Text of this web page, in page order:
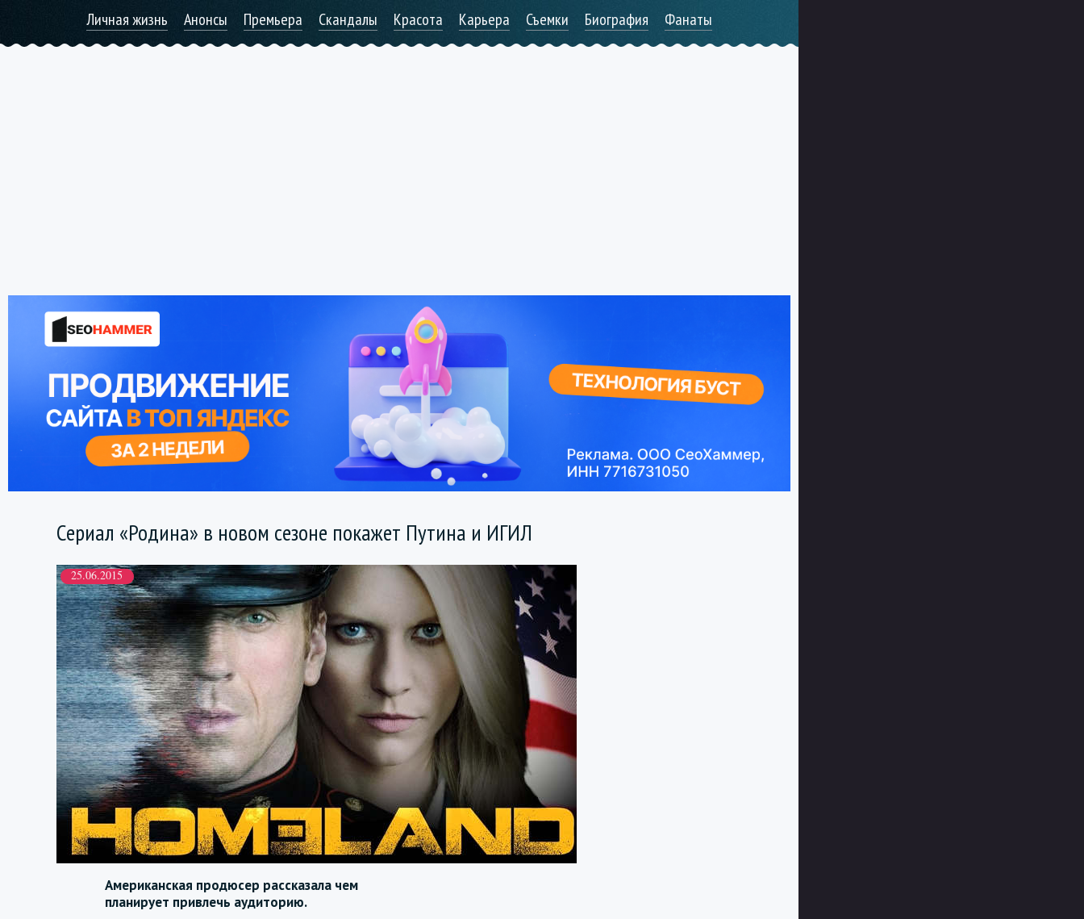
Личная жизнь Анонсы Премьера Скандалы Красота Карьера Съемки Биография Фанаты
Сериал «Родина» в новом сезоне покажет Путина и ИГИЛ
25.06.2015
Американская продюсер рассказала чем
планирует привлечь аудиторию.